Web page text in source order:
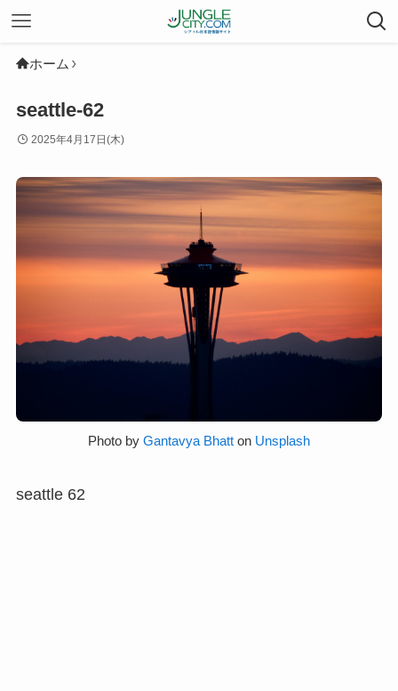
ホーム
seattle-62
2025年4月17日(木)
Photo by Gantavya Bhatt on Unsplash
seattle 62